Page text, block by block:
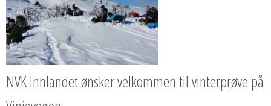
NVK Innlandet ønsker velkommen til vinterprøve på